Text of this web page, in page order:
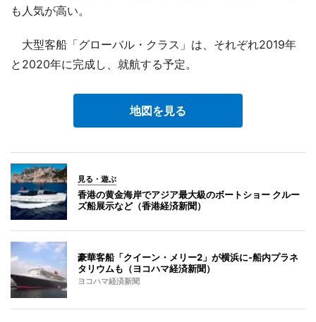
も人気が高い。
大型客船「グローバル・クラス」は、それぞれ2019年
と2020年に完成し、就航する予定。
地図を見る
見る・遊ぶ
香港の黄金海岸でアジア最大級のボートショー クルー
ズ船展示など（香港経済新聞）
豪華客船「クイーン・メリー2」が横浜に-船内プラネ
タリウムも（ヨコハマ経済新聞）
ヨコハマ経済新聞